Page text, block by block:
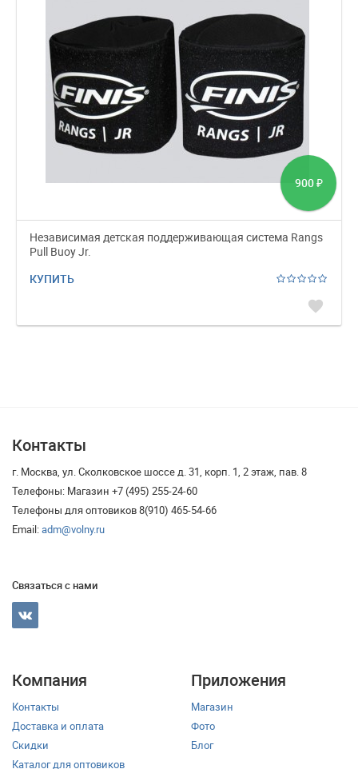
900 ₽
Независимая детская поддерживающая система Rangs
Pull Buoy Jr.
КУПИТЬ
favorite
Контакты
г. Москва, ул. Сколковское шоссе д. 31, корп. 1, 2 этаж, пав. 8
Телефоны: Магазин +7 (495) 255-24-60
Телефоны для оптовиков 8(910) 465-54-66
Email:adm@volny.ru
Связаться с нами
Компания
Контакты
Доставка и оплата
Скидки
Каталог для оптовиков
Приложения
Магазин
Фото
Блог